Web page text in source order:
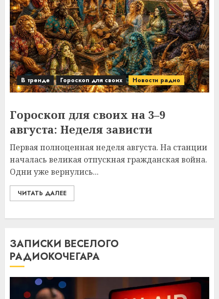
В тренде Гороскоп для своих Новости радио
Гороскоп для своих на 3–9
августа: Неделя зависти
Первая полноценная неделя августа. На станции
началась великая отпускная гражданская война.
Одни уже вернулись...
ЧИТАТЬ ДАЛЕЕ
ЗАПИСКИ ВЕСЕЛОГО
РАДИОКОЧЕГАРА